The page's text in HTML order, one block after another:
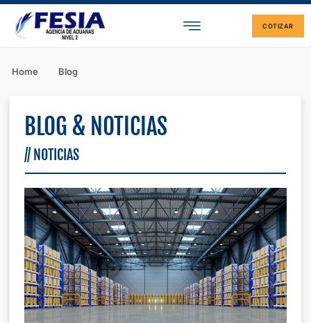
COTIZAR
Home Blog
BLOG & NOTICIAS
// NOTICIAS